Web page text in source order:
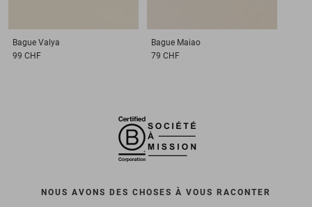
Bague Valya
99 CHF
Bague Maiao
79 CHF
NOUS AVONS DES CHOSES À VOUS RACONTER